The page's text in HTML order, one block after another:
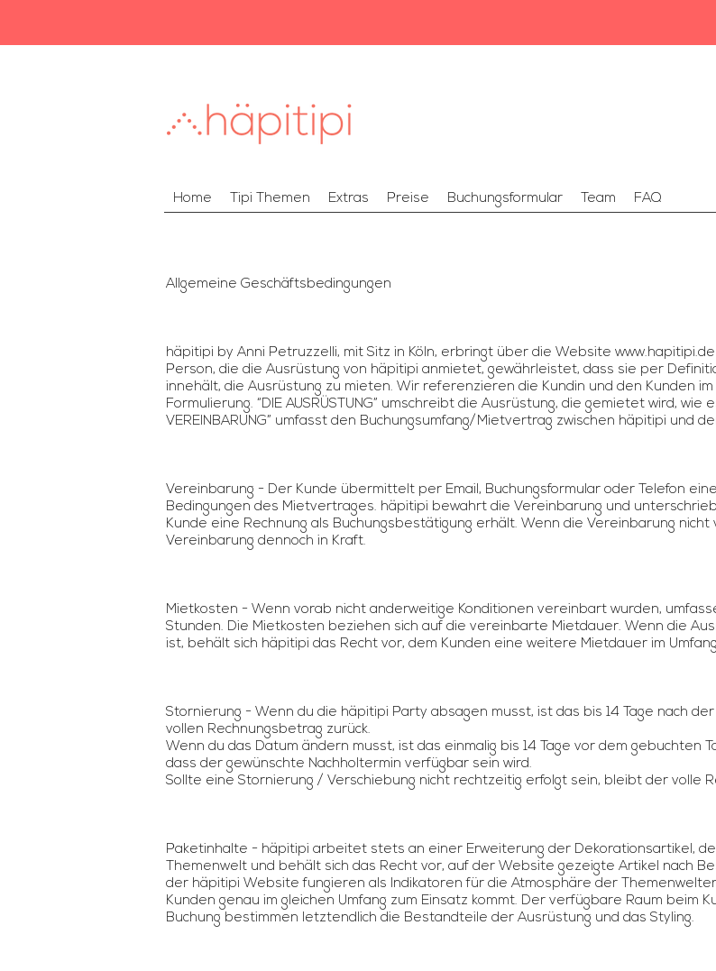
Home Tipi Themen Extras Preise Buchungsformular Team FAQ
Allgemeine Geschäftsbedingungen
häpitipi by Anni Petruzzelli, mit Sitz in Köln, erbringt über die Website
Person, die die Ausrüstung von häpitipi anmietet, gewährleistet, dass sie per
innehält, die Ausrüstung zu mieten. Wir referenzieren die Kundin und den Kunden
Formulierung. “DIE AUSRÜSTUNG” umschreibt die Ausrüstung, die gemietet wird,
VEREINBARUNG” umfasst den Buchungsumfang/Mietvertrag zwischen häpitipi und
Vereinbarung - Der Kunde übermittelt per Email, Buchungsformular oder Telefon
Bedingungen des Mietvertrages. häpitipi bewahrt die Vereinbarung und
Kunde eine Rechnung als Buchungsbestätigung erhält. Wenn die Vereinbarung
Vereinbarung dennoch in Kraft.
Mietkosten - Wenn vorab nicht anderweitige Konditionen vereinbart wurden,
Stunden. Die Mietkosten beziehen sich auf die vereinbarte Mietdauer. Wenn die
ist, behält sich häpitipi das Recht vor, dem Kunden eine weitere Mietdauer im
Stornierung - Wenn du die häpitipi Party absagen musst, ist das bis 14 Tage nach
vollen Rechnungsbetrag zurück.
Wenn du das Datum ändern musst, ist das einmalig bis 14 Tage vor dem gebuchten
dass der gewünschte Nachholtermin verfügbar sein wird.
Sollte eine Stornierung / Verschiebung nicht rechtzeitig erfolgt sein, bleibt der volle
Paketinhalte - häpitipi arbeitet stets an einer Erweiterung der Dekorationsartikel,
Themenwelt und behält sich das Recht vor, auf der Website gezeigte Artikel nach
der häpitipi Website fungieren als Indikatoren für die Atmosphäre der
Kunden genau im gleichen Umfang zum Einsatz kommt. Der verfügbare Raum beim
Buchung bestimmen letztendlich die Bestandteile der Ausrüstung und das Styling.